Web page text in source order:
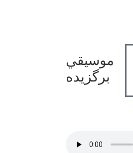
موسيقي
برگزيده